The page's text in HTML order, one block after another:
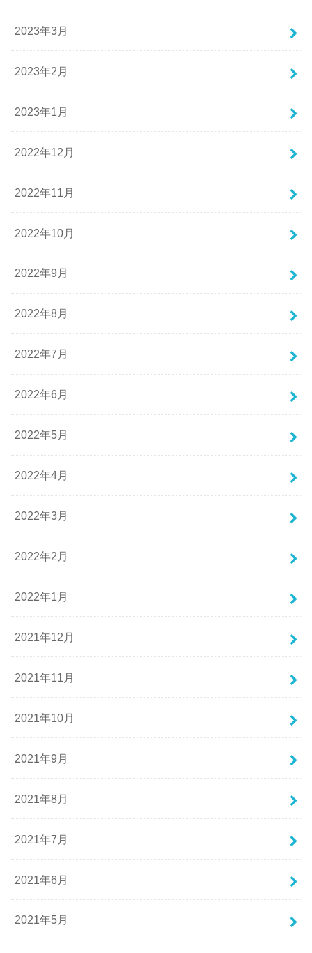
2023年3月
2023年2月
2023年1月
2022年12月
2022年11月
2022年10月
2022年9月
2022年8月
2022年7月
2022年6月
2022年5月
2022年4月
2022年3月
2022年2月
2022年1月
2021年12月
2021年11月
2021年10月
2021年9月
2021年8月
2021年7月
2021年6月
2021年5月